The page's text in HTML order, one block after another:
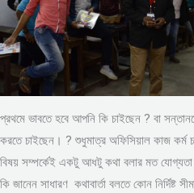
প্রথমে ভাবতে হবে আপনি কি চাইছেন ? বা
করতে চাইছেন। ? শুধুমাত্র অফিসিয়াল কাজ কর্ম
বিষয় সম্পর্কেই একটু আধটু কথা বলার মত
কি জানেন সাধারণ কথাবার্তা বলতে কোন নির্দিষ্ট